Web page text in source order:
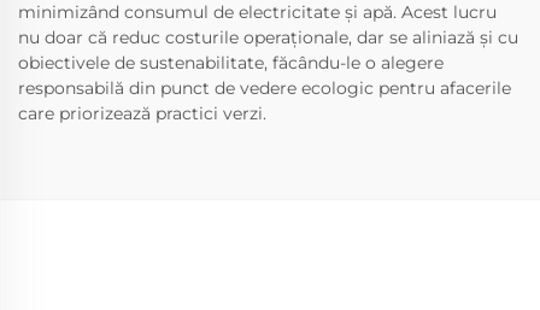
minimizând consumul de electricitate și apă. Acest lucru
nu doar că reduc costurile operaționale, dar se aliniază și cu
obiectivele de sustenabilitate, făcându-le o alegere
responsabilă din punct de vedere ecologic pentru afacerile
care priorizează practici verzi.